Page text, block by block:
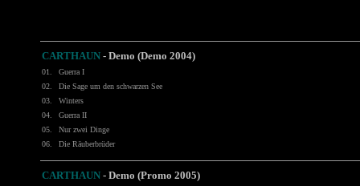
CARTHAUN - Demo (Demo 2004)
01.
Guerra I
02.
Die Sage um den schwarzen See
03.
Winters
04.
Guerra II
05.
Nur zwei Dinge
06.
Die Räuberbrüder
CARTHAUN - Demo (Promo 2005)